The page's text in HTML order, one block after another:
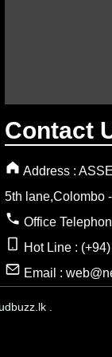
Contact
Address :
5th lane,Colombo
Office
Hot Line :
Email :
.